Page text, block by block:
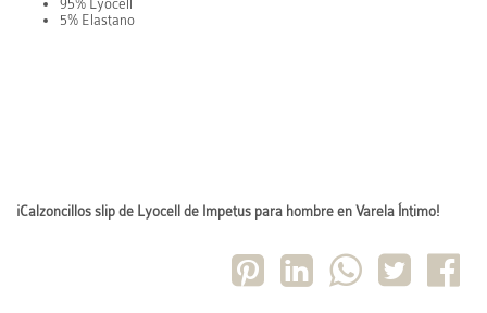
95% Lyocell
5% Elastano
¡Calzoncillos slip de Lyocell de Impetus para hombre en Varela Íntimo!